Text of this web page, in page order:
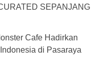
SEPANJANG
Cafe Hadirkan
di Pasaraya